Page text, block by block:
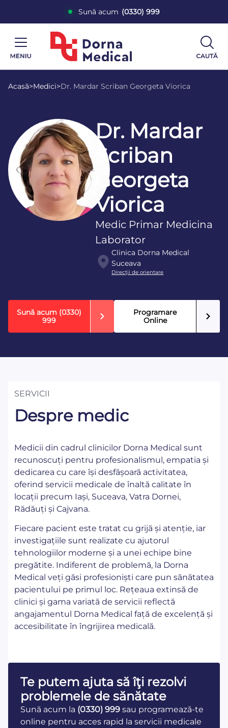
Sună acum (0330) 999
Acasă>Medici>Dr. Mardar Scriban Georgeta Viorica
Dr. Mardar
Scriban
Georgeta
Viorica
Medic Primar Medicina
Laborator
Clinica Dorna Medical
Suceava
Direcţii de orientare
Sună acum (0330)
999
Programare
Online
SERVICII
Despre medic
Medicii din cadrul clinicilor Dorna Medical sunt
recunoscuți pentru profesionalismul, empatia și
dedicarea cu care își desfășoară activitatea,
oferind servicii medicale de înaltă calitate în
locații precum Iași, Suceava, Vatra Dornei,
Rădăuți și Cajvana.
Fiecare pacient este tratat cu grijă și atenție, iar
investigațiile sunt realizate cu ajutorul
tehnologiilor moderne și a unei echipe bine
pregătite. Indiferent de problemă, la Dorna
Medical veți găsi profesioniști care pun sănătatea
pacientului pe primul loc. Rețeaua extinsă de
clinici și gama variată de servicii reflectă
angajamentul Dorna Medical față de excelență și
accesibilitate în îngrijirea medicală.
Te putem ajuta să îţi rezolvi
problemele de sănătate
Sună acum la (0330) 999 sau programează-te
online pentru acces rapid la servicii medicale